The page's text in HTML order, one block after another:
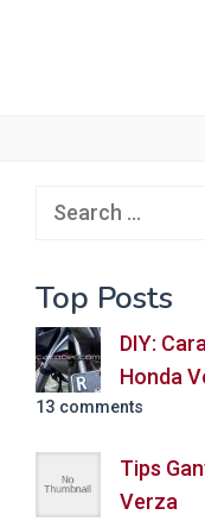
Search
Top Posts
DIY:
Honda
13 comments
Tips
Verza